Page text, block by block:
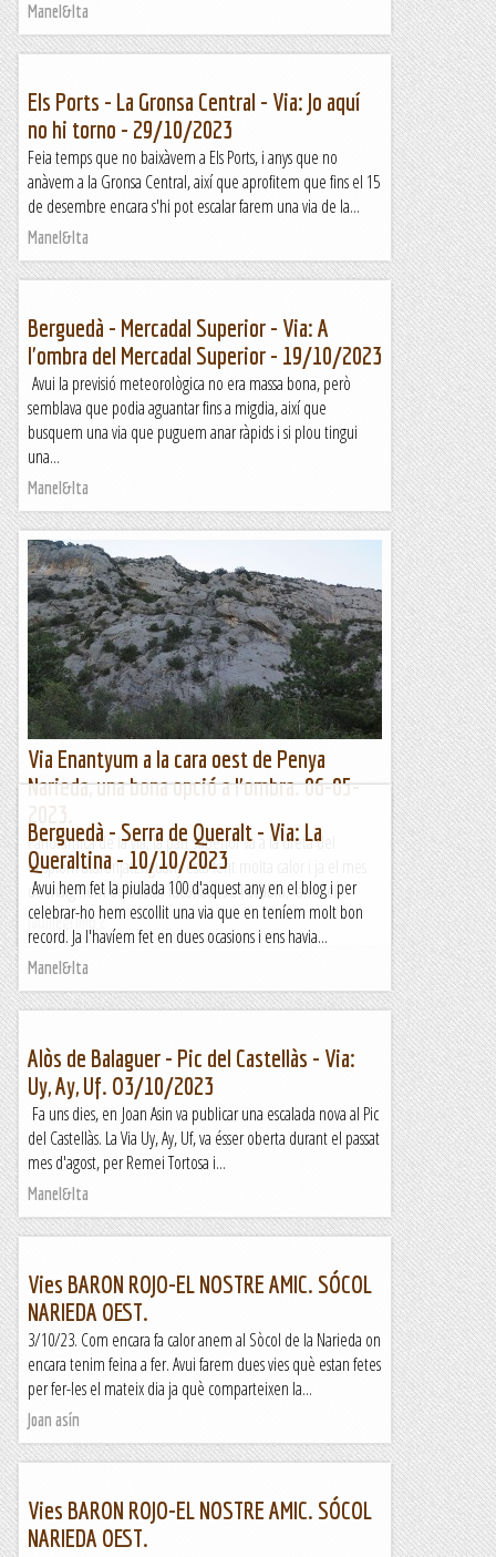
Manel&Ita
Els Ports - La Gronsa Central - Via: Jo aquí
no hi torno - 29/10/2023
Feia temps que no baixàvem a Els Ports, i anys que no
anàvem a la Gronsa Central, així que aprofitem que fins el 15
de desembre encara s'hi pot escalar farem una via de la...
Manel&Ita
Berguedà - Mercadal Superior - Via: A
l'ombra del Mercadal Superior - 19/10/2023
Avui la previsió meteorològica no era massa bona, però
semblava que podia aguantar fins a migdia, així que
busquem una via que puguem anar ràpids i si plou tingui
una...
Manel&Ita
Via Enantyum a la cara oest de Penya
Narieda, una bona opció a l'ombra. 06-05-
Panoràmica de la via, la part superior va a la dreta del
desplom ataronjatEnguany està fent molta calor i ja el mes
de maig hem de buscar raconades a l'ombra; amb el...
Jaumegrimp 2
Berguedà - Serra de Queralt - Via: La
Queraltina - 10/10/2023
Avui hem fet la piulada 100 d'aquest any en el blog i per
celebrar-ho hem escollit una via que en teníem molt bon
record. Ja l'havíem fet en dues ocasions i ens havia...
Manel&Ita
Alòs de Balaguer - Pic del Castellàs - Via:
Uy, Ay, Uf. O3/10/2023
Fa uns dies, en Joan Asin va publicar una escalada nova al Pic
del Castellàs. La Via Uy, Ay, Uf, va ésser oberta durant el passat
mes d'agost, per Remei Tortosa i...
Manel&Ita
Vies BARON ROJO-EL NOSTRE AMIC. SÓCOL
NARIEDA OEST.
3/10/23. Com encara fa calor anem al Sòcol de la Narieda on
encara tenim feina a fer. Avui farem dues vies què estan fetes
per fer-les el mateix dia ja què comparteixen la...
Joan asín
Vies BARON ROJO-EL NOSTRE AMIC. SÓCOL
NARIEDA OEST.